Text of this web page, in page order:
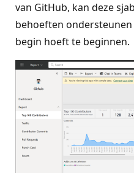
van GitHub, kan deze
behoeften
begin hoeft te beginnen.